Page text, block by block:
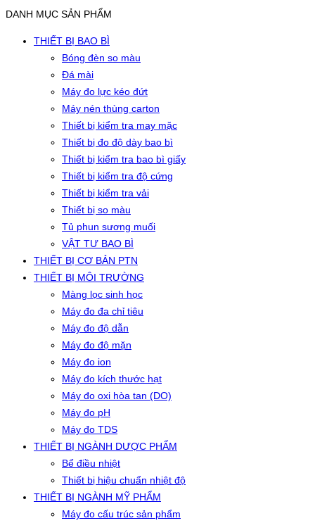
DANH MỤC SẢN PHẨM
THIẾT BỊ BAO BÌ
Bóng đèn so màu
Đá mài
Máy đo lực kéo đứt
Máy nén thùng carton
Thiết bị kiểm tra may mặc
Thiết bị đo độ dày bao bì
Thiết bị kiểm tra bao bì giấy
Thiết bị kiểm tra độ cứng
Thiết bị kiểm tra vải
Thiết bị so màu
Tủ phun sương muối
VẬT TƯ BAO BÌ
THIẾT BỊ CƠ BẢN PTN
THIẾT BỊ MÔI TRƯỜNG
Màng lọc sinh học
Máy đo đa chỉ tiêu
Máy đo độ dẫn
Máy đo độ mặn
Máy đo ion
Máy đo kích thước hạt
Máy đo oxi hòa tan (DO)
Máy đo pH
Máy đo TDS
THIẾT BỊ NGÀNH DƯỢC PHẨM
Bể điều nhiệt
Thiết bị hiệu chuẩn nhiệt độ
THIẾT BỊ NGÀNH MỸ PHẨM
Máy đo cấu trúc sản phẩm